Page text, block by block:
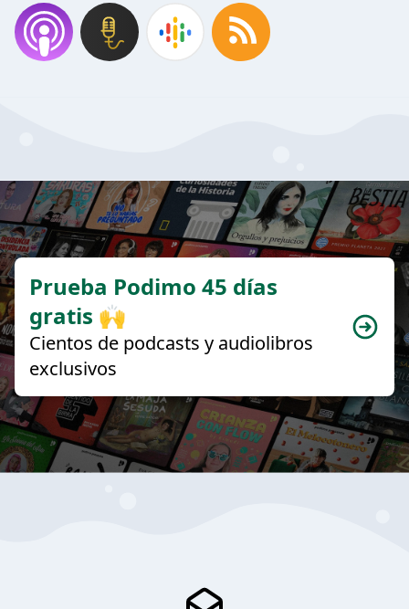
Prueba Podimo 45 días
gratis 🙌
Cientos de podcasts y audiolibros
exclusivos